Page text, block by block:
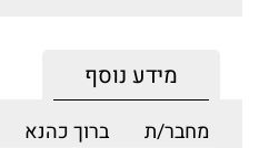
מידע נוסף
מחבר/ת
ברוך כהנא